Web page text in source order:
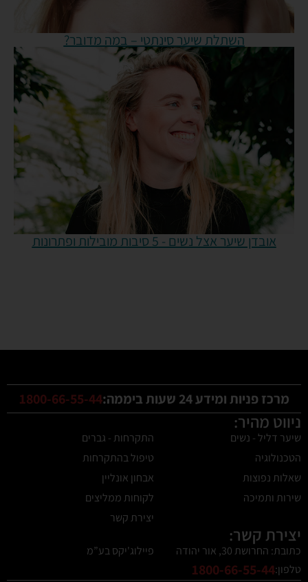
השתלת שיער סינתטי – במה מדובר?
אובדן שיער אצל נשים - 5 סיבות מובילות ופתרונות
מרכז פניות ומידע 24 שעות ביממה: 1800-66-55-44
ניווט מהיר:
שיער דליל - נשים
הטכנולוגיה
שאלות נפוצות
שירות ותמיכה
התקרחות - גברים
טיפול בהתקרחות
אבחון אונליין
לקוחות ממליצים
יצירת קשר
יצירת קשר:
כתובת: החרושת 30, אור יהודה
פיילוג'יקס בע”מ
טלפון:1800-66-55-44